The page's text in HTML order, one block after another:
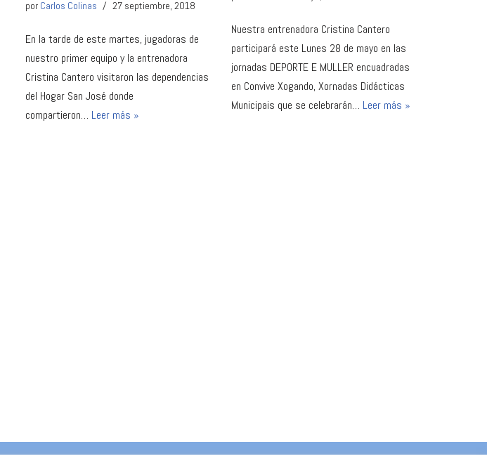
por Carlos Colinas 27 septiembre, 2018
En la tarde de este martes, jugadoras de
nuestro primer equipo y la entrenadora
Cristina Cantero visitaron las dependencias
del Hogar San José donde
compartieron… Leer más »
Nuestra entrenadora Cristina Cantero
participará este Lunes 28 de mayo en las
jornadas DEPORTE E MULLER encuadradas
en Convive Xogando, Xornadas Didácticas
Municipais que se celebrarán… Leer más »